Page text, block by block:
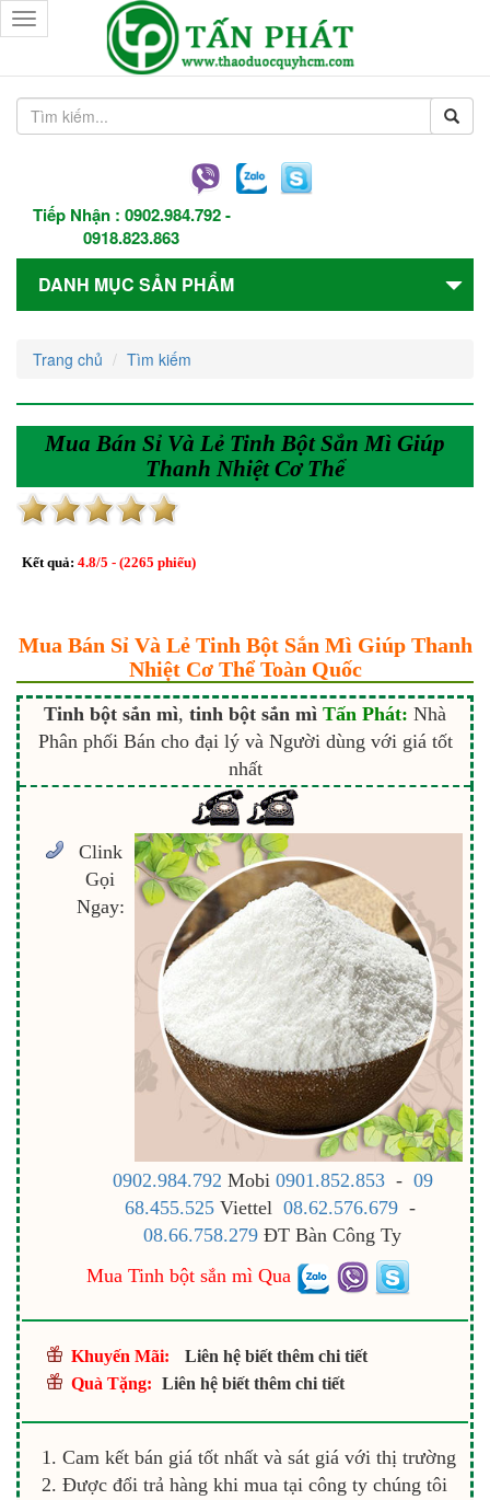
Tiếp Nhận : 0902.984.792-
0918.823.863
Toggle
navigation
DANH MỤC SẢN PHẨM
Trang chủ Tìm kiếm
Mua Bán Sỉ Và Lẻ Tinh Bột Sắn Mì Giúp
Thanh Nhiệt Cơ Thể
Kết quả: 4.8/5 - (2265 phiếu)
Mua Bán Sỉ Và Lẻ Tinh Bột Sắn Mì Giúp Thanh
Nhiệt Cơ Thể Toàn Quốc
Tinh bột sắn mì, tinh bột sắn mì Tấn Phát: Nhà
Phân phối Bán cho đại lý và Người dùng với giá tốt
nhất
Clink
Gọi
Ngay:
0902.984.792 Mobi 0901.852.853- 09
68.455.525Viettel 08.62.576.679-
08.66.758.279 ĐT Bàn Công Ty
Mua Tinh bột sắn mì Qua
Khuyến Mãi:
Liên hệ biết thêm chi tiết
Quà Tặng: Liên hệ biết thêm chi tiết
Cam kết bán giá tốt nhất và sát giá với thị trường
Được đổi trả hàng khi mua tại công ty chúng tôi